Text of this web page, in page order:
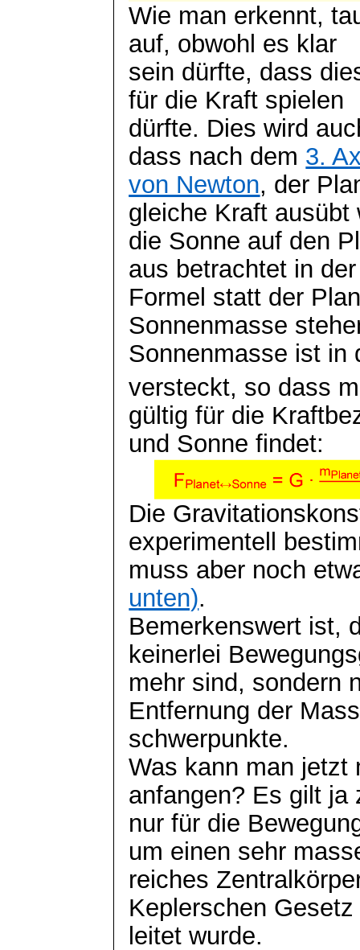
Wie man erkennt,
auf, obwohl es klar
sein dürfte, dass
für die Kraft spielen
dürfte. Dies wird
dass nach dem 3.
von Newton, der
gleiche Kraft ausübt
die Sonne auf den
aus betrachtet in der
Formel statt der
Sonnenmasse
Sonnenmasse ist in
versteckt, so dass
gültig für die
und Sonne findet:
Die
experimentell
muss aber noch
unten).
Bemerkenswert ist,
keinerlei
mehr sind, sondern
Entfernung der
schwerpunkte.
Was kann man jetzt
anfangen? Es gilt ja
nur für die
um einen sehr
reiches
Keplerschen
leitet wurde.